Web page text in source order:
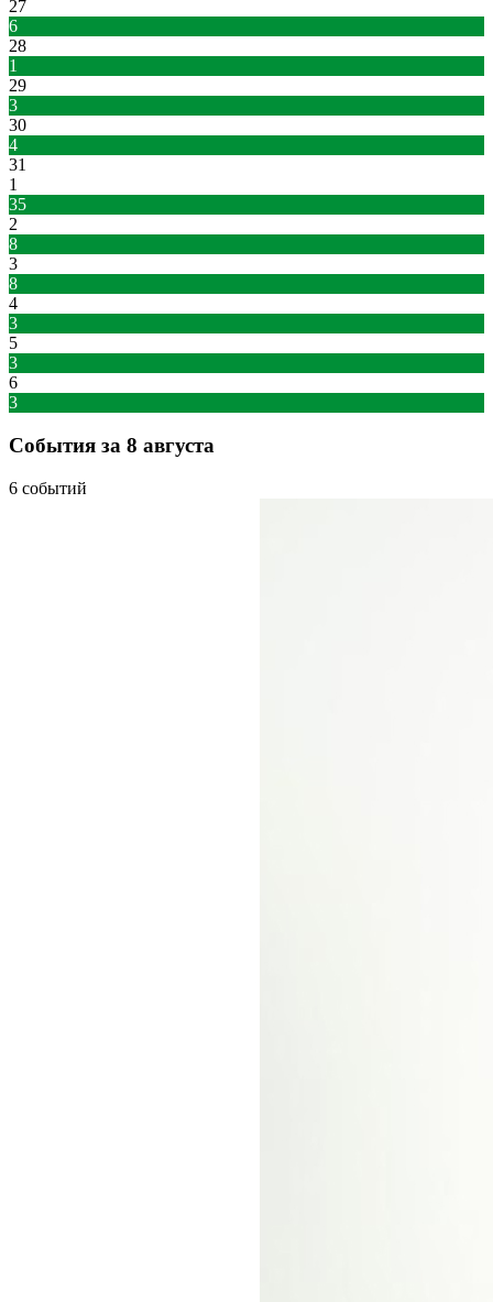
27
6
28
1
29
3
30
4
31
1
35
2
8
3
8
4
3
5
3
6
3
События за 8 августа
6 событий